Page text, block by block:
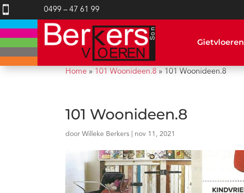
 0499 – 47 61 99
Gietvloeren
Home » 101 Woonideen.8 » 101 Woonideen.8
101 Woonideen.8
doorWilleke Berkers nov 11, 2021